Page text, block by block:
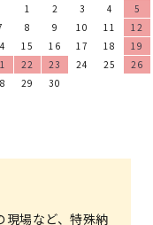
1 2 3 4
5
8 9 10 11
12
15 16 17 18
19
22 23 24 25
26
29 30
現場など、特殊納